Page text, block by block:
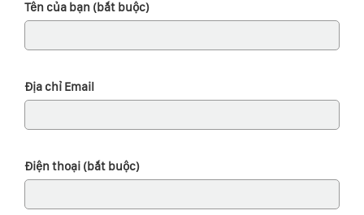
Tên của bạn (bắt buộc)
Địa chỉ Email
Điện thoại (bắt buộc)